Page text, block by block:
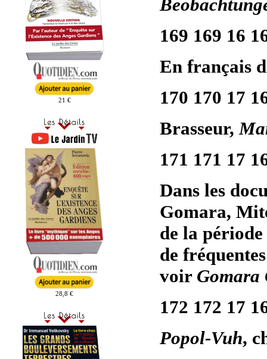
21 €
28,8 €
169 169 16
En français
170 170 17
Brasseur,
171 171 17
Dans les
Gomara,
de la
de
voir Gomara
172 172 17
Popol-Vuh,